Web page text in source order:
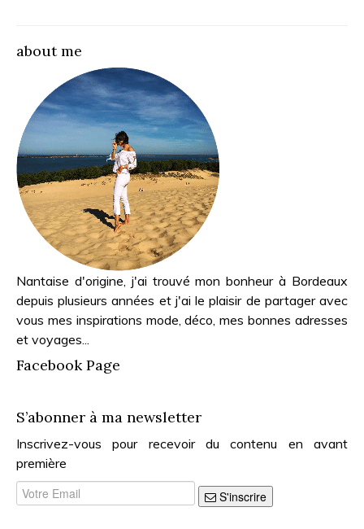
about me
Nantaise d'origine, j'ai trouvé mon bonheur à Bordeaux
depuis plusieurs années et j'ai le plaisir de partager avec
vous mes inspirations mode, déco, mes bonnes adresses
et voyages...
Facebook Page
S’abonner à ma newsletter
Inscrivez-vous pour recevoir du contenu en avant
première
S'inscrire